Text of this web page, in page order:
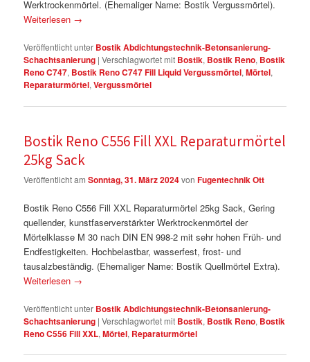
Werktrockenmörtel. (Ehemaliger Name: Bostik Vergussmörtel).
Weiterlesen →
Veröffentlicht unter Bostik Abdichtungstechnik-Betonsanierung-
Schachtsanierung |Verschlagwortet mit Bostik, Bostik Reno, Bostik
Reno C747, Bostik Reno C747 Fill Liquid Vergussmörtel,Mörtel,
Reparaturmörtel,Vergussmörtel
Bostik Reno C556 Fill XXL Reparaturmörtel
25kg Sack
Veröffentlicht amSonntag, 31. März 2024vonFugentechnik Ott
Bostik Reno C556 Fill XXL Reparaturmörtel 25kg Sack, Gering
quellender, kunstfaserverstärkter Werktrockenmörtel der
Mörtelklasse M 30 nach DIN EN 998-2 mit sehr hohen Früh- und
Endfestigkeiten. Hochbelastbar, wasserfest, frost- und
tausalzbeständig. (Ehemaliger Name: Bostik Quellmörtel Extra).
Weiterlesen →
Veröffentlicht unter Bostik Abdichtungstechnik-Betonsanierung-
Schachtsanierung |Verschlagwortet mit Bostik, Bostik Reno, Bostik
Reno C556 Fill XXL,Mörtel, Reparaturmörtel